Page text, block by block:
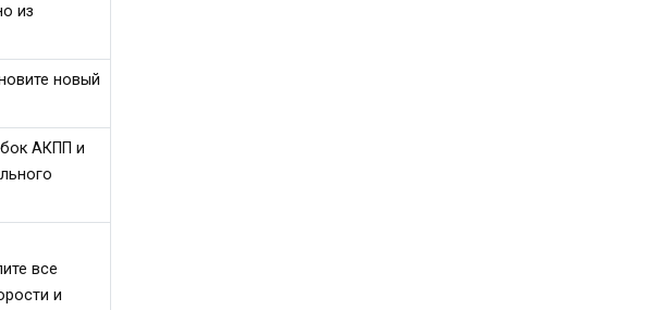
из
новый
АКПП и
все
и